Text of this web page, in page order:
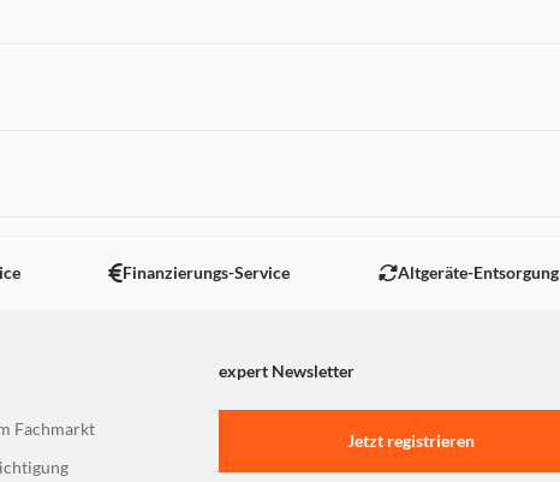
Finanzierungs-Service Altgeräte-Entsorgung
expert Newsletter
Fachmarkt
Jetzt registrieren